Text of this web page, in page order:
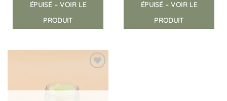
ÉPUISÉ – VOIR LE
PRODUIT
ÉPUISÉ – VOIR LE
PRODUIT
liste